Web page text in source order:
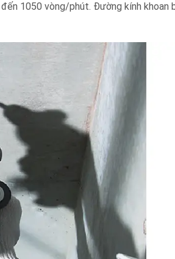
1050 vòng/phút. Đường kính khoan